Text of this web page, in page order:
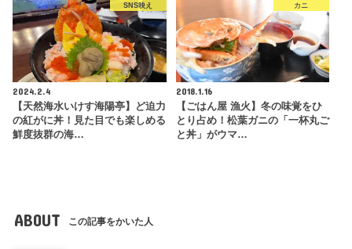
SNS映え
2024.2.4
【天然海水いけす海陽亭】ど迫力
の紅がに丼！見た目でも楽しめる
鮮度抜群の海…
カニ
2018.1.16
【ごはん屋 漁火】冬の味覚をひ
とり占め！松葉ガニの「一杯丸ご
と丼」がウマ…
ABOUT この記事をかいた人